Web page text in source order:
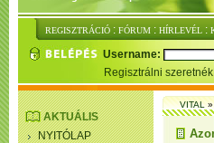
REGISZTRÁCIÓ : FÓRUM : HÍRLEVÉL :
Username:
Regisztrálni
AKTUÁLIS
NYITÓLAP
VITAL